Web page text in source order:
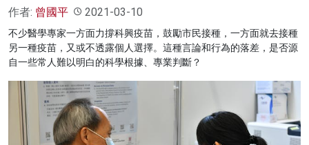
作者: 曾國平 2021-03-10
不少醫學專家一方面力撐科興疫苗，鼓勵市民接種，一方面就去接種
另一種疫苗，又或不透露個人選擇。這種言論和行為的落差，是否源
自一些常人難以明白的科學根據、專業判斷？